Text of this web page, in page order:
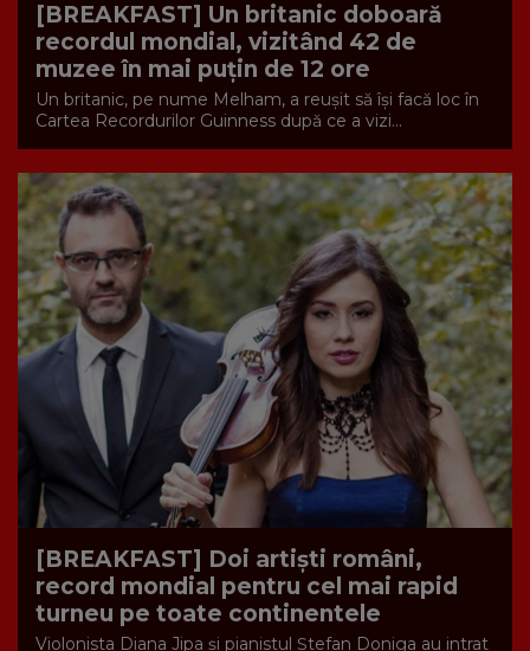
[BREAKFAST] Un britanic doboară
recordul mondial, vizitând 42 de
muzee în mai puțin de 12 ore
Un britanic, pe nume Melham, a reușit să își facă loc în
Cartea Recordurilor Guinness după ce a vizi...
[BREAKFAST] Doi artiști români,
record mondial pentru cel mai rapid
turneu pe toate continentele
Violonista Diana Jipa și pianistul Ștefan Doniga au intrat